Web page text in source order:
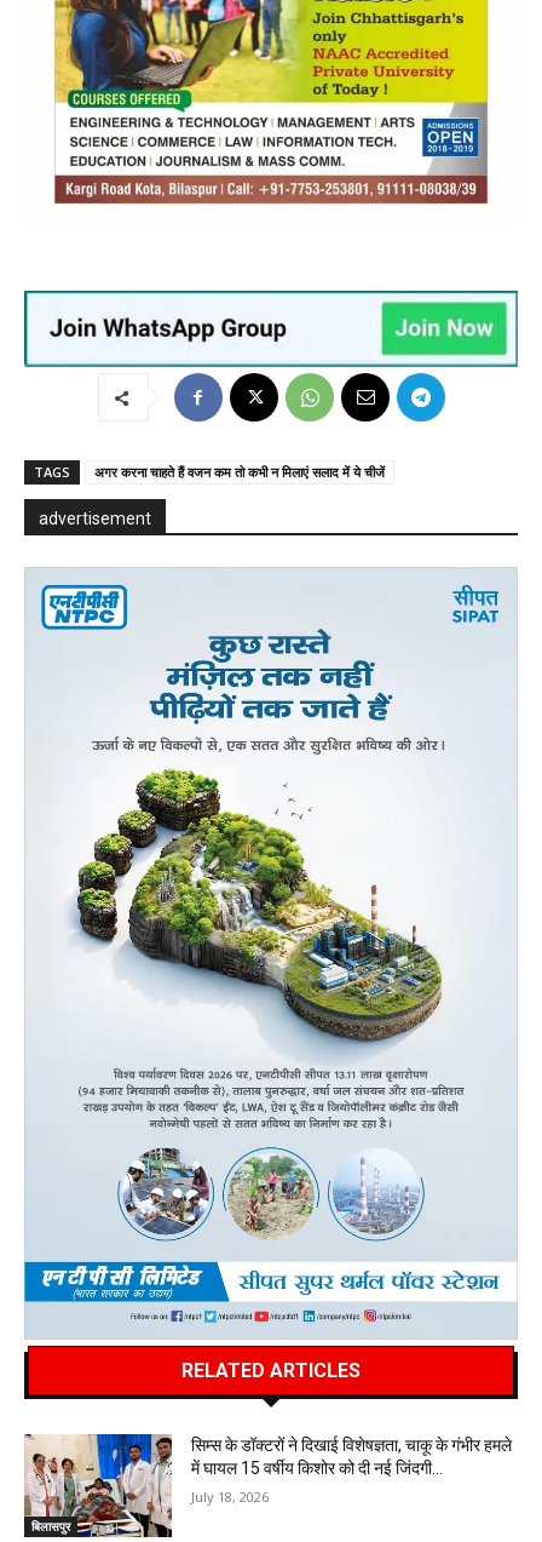
TAGS अगर करना चाहते हैं वजन कम तो कभी न मिलाएं सलाद में ये चीजें
advertisement
RELATED ARTICLES
बिलासपुर
सिम्स के डॉक्टरों ने दिखाई विशेषज्ञता, चाकू के गंभीर हमले
में घायल 15 वर्षीय किशोर को दी नई जिंदगी…
July 18, 2026